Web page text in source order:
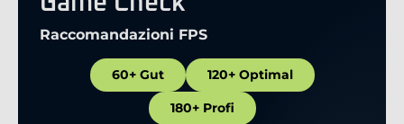
Raccomandazioni FPS
60+ Gut 120+ Optimal
180+ Profi